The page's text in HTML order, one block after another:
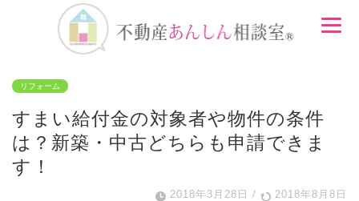
リフォーム
すまい給付金の対象者や物件の条件
は？新築・中古どちらも申請できま
す！
2018年3月28日 / 2018年8月8日